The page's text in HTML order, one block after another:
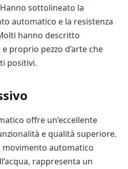
sottolineato la
automatico e la resistenza
hanno descritto
proprio pezzo d’arte che
positivi.
offre un’eccellente
e qualità superiore.
movimento automatico
rappresenta un